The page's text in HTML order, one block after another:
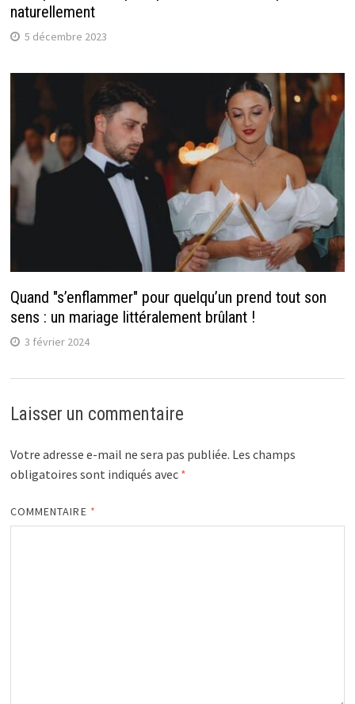
naturellement
5 décembre 2023
Quand "s’enflammer" pour quelqu’un prend tout son
sens : un mariage littéralement brûlant !
3 février 2024
Laisser un commentaire
Votre adresse e-mail ne sera pas publiée. Les champs
obligatoires sont indiqués avec *
COMMENTAIRE *